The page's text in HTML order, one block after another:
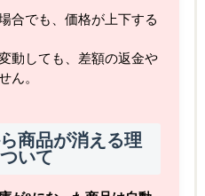
合でも、価格が上下する
動しても、差額の返金や
ん。
商品が消える理
いて